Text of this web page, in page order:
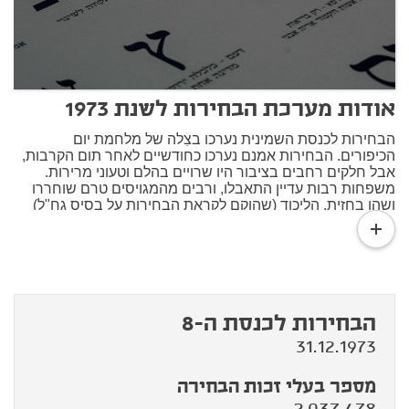
אודות מערכת הבחירות לשנת 1973
הבחירות לכנסת השמינית נערכו בצִלה של מלחמת יום
הכיפורים. הבחירות אמנם נערכו כחודשיים לאחר תום הקרבות,
אבל חלקים רחבים בציבור היו שרויים בהלם וטעוני מרירות.
משפחות רבות עדיין התאבלו, ורבים מהמגויסים טרם שוחררו
ושהו בחזית. הליכוד (שהוקם לקראת הבחירות על בסיס גח"ל)
ניצל את הרגשות הקשים, ובתעמולת הבחירות תקף את
הממשלה על מחדליה וגם על שחתרה להפסקת אש בשלב
מוקדם מדי, לפני שהושג הניצחון המלא. בגלל הביקורת הנוקבת
שהגיע פחות מארבע שנים לאחר מכן.
read
more
הבחירות לכנסת ה-8
31.12.1973
מספר בעלי זכות הבחירה